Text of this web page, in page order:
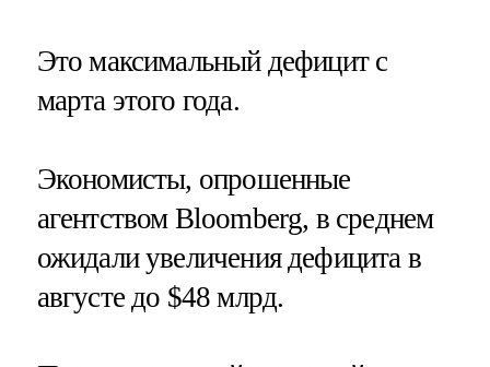
Это максимальный дефицит с
марта этого года.
Экономисты, опрошенные
агентством Bloomberg, в среднем
ожидали увеличения дефицита в
августе до $48 млрд.